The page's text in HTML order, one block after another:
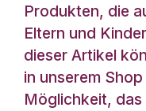
Produkten, die
Eltern und
dieser Artikel
in unserem
Möglichkeit, das